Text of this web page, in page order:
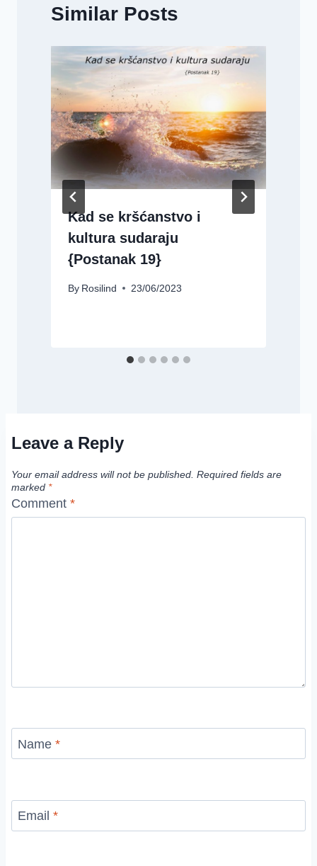
Similar Posts
Kad se kršćanstvo i
kultura sudaraju
{Postanak 19}
By Rosilind 23/06/2023
Leave a Reply
Your email address will not be published. Required fields are
marked *
Comment *
Name *
Email *